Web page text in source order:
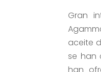
Gran
aceite
se han
han